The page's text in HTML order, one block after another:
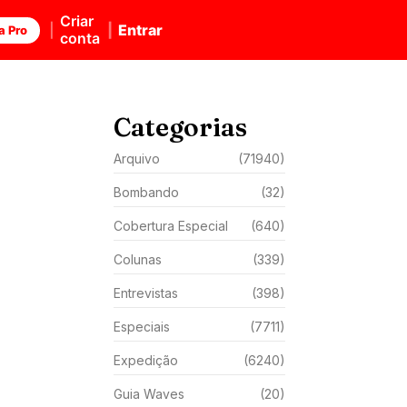
Pro
Criar
conta
Entrar
Categorias
Arquivo (71940)
Bombando (32)
Cobertura Especial (640)
Colunas (339)
Entrevistas (398)
Especiais (7711)
Expedição (6240)
Guia Waves (20)